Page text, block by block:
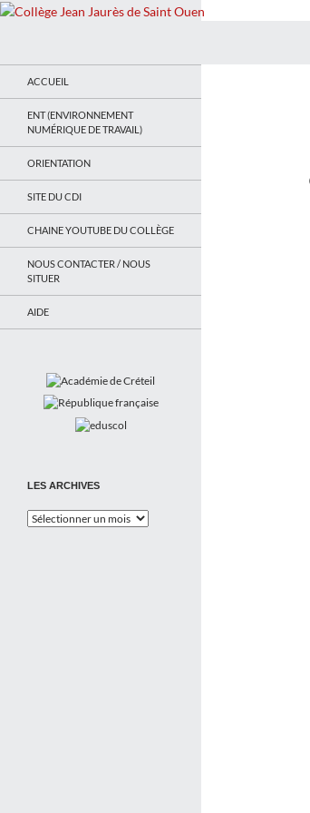
ACCUEIL
ENT (ENVIRONNEMENT
NUMÉRIQUE DE TRAVAIL)
ORIENTATION
SITE DU CDI
CHAINE YOUTUBE DU COLLÈGE
NOUS CONTACTER / NOUS
SITUER
AIDE
LES ARCHIVES
Les